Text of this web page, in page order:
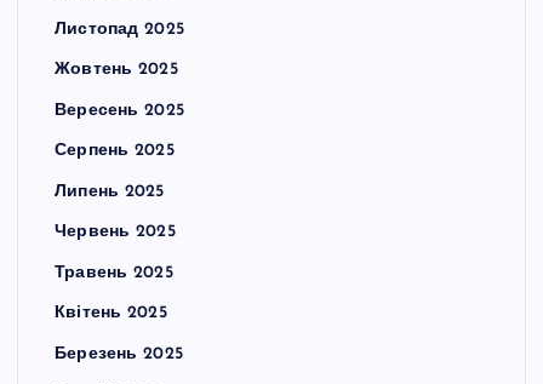
Листопад 2025
Жовтень 2025
Вересень 2025
Серпень 2025
Липень 2025
Червень 2025
Травень 2025
Квітень 2025
Березень 2025